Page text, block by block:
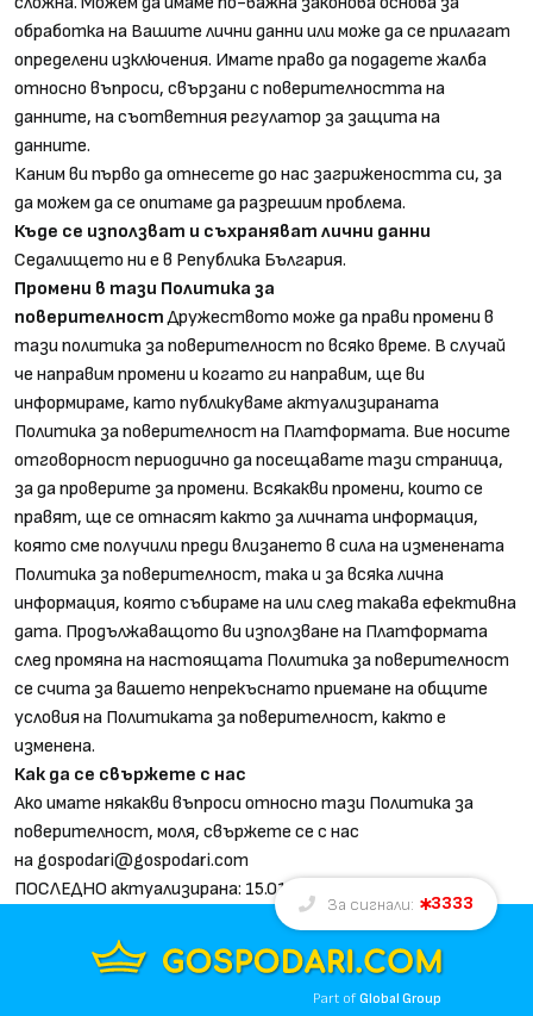
обработка на Вашите лични данни или може да се прилагат
определени изключения. Имате право да подадете жалба
относно въпроси, свързани с поверителността на
данните, на съответния регулатор за защита на
данните.
Каним ви първо да отнесете до нас загрижеността си, за
да можем да се опитаме да разрешим проблема.
Къде се използват и съхраняват лични данни
Седалището ни е в Република България.
Промени в тази Политика за
поверителностДружеството може да прави промени в
тази политика за поверителност по всяко време. В случай
че направим промени и когато ги направим, ще ви
информираме, като публикуваме актуализираната
Политика за поверителност на Платформата. Вие носите
отговорност периодично да посещавате тази страница,
за да проверите за промени. Всякакви промени, които се
правят, ще се отнасят както за личната информация,
която сме получили преди влизането в сила на изменената
Политика за поверителност, така и за всяка лична
информация, която събираме на или след такава ефективна
дата. Продължаващото ви използване на Платформата
след промяна на настоящата Политика за поверителност
се счита за вашето непрекъснато приемане на общите
условия на Политиката за поверителност, както е
изменена.
Как да се свържете с нас
Ако имате някакви въпроси относно тази Политика за
поверителност, моля, свържете се с нас
наgospodari@gospodari.com
ПОСЛЕДНО актуализирана: 15.01.2021 г.
За сигнали: 3333
Part ofGlobal Group